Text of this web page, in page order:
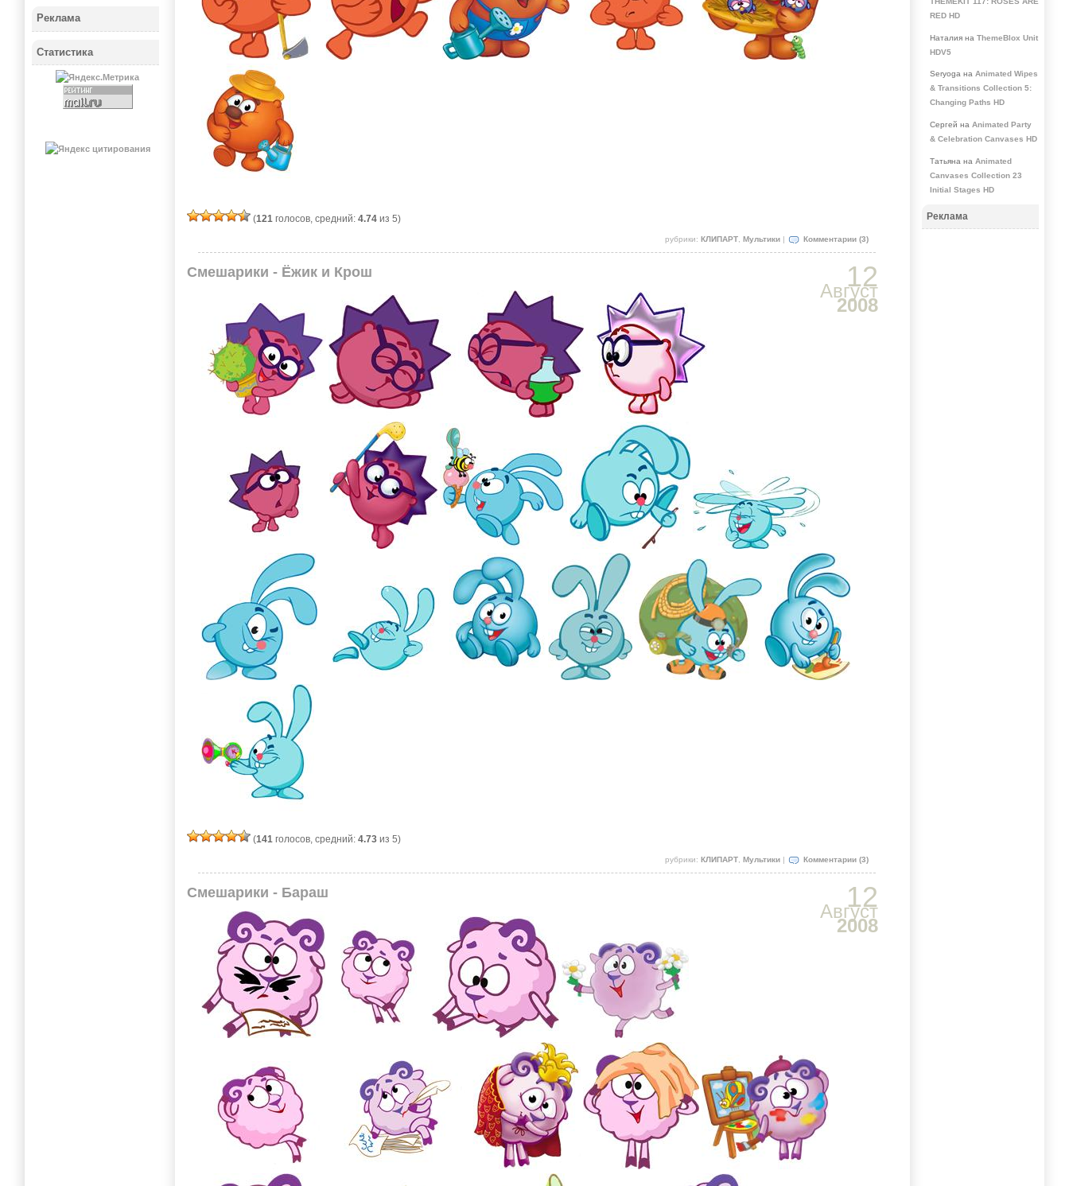
(121 голосов, средний: 4.74 из 5)
рубрики: КЛИПАРТ, Мультики| Комментарии (3)
12
Август
2008
Смешарики - Ёжик и Крош
(141 голосов, средний: 4.73 из 5)
рубрики: КЛИПАРТ, Мультики| Комментарии (3)
12
Август
2008
Смешарики - Бараш
Реклама
Статистика
RED HD
Наталия на ThemeBlox Unit
HDV5
Seryoga на Animated Wipes
& Transitions Collection 5:
Changing Paths HD
Сергей на Animated Party
& Celebration Canvases HD
Татьяна на Animated
Canvases Collection 23
Initial Stages HD
Реклама